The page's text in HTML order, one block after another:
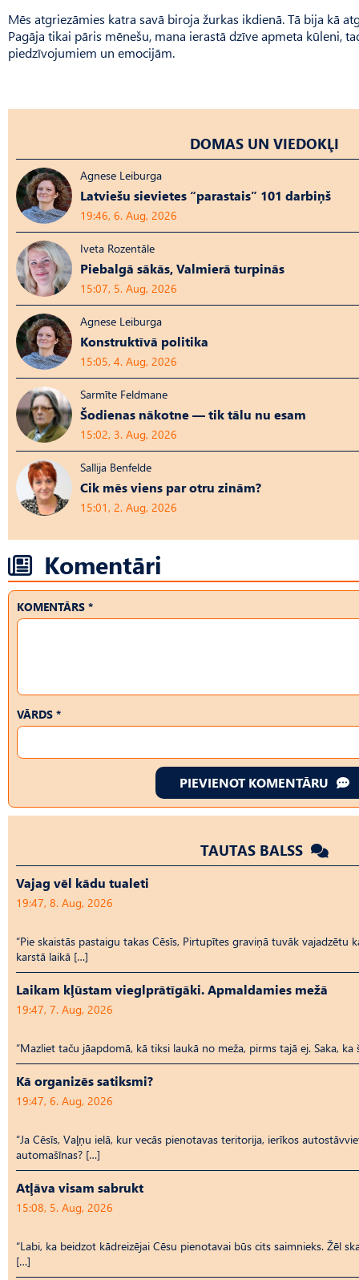
Mēs atgriezāmies katra savā biroja žurkas ikdienā. Tā bija kā
Pa­gāja tikai pāris mēnešu, mana ierastā dzīve apmeta kūleni,
piedzīvojumiem un emocijām.
DOMAS UN VIEDOKĻI
Agnese Leiburga
Latviešu sievietes “parastais” 101 darbiņš
19:46, 6. Aug, 2026
Iveta Rozentāle
Piebalgā sākās, Valmierā turpinās
15:07, 5. Aug, 2026
Agnese Leiburga
Konstruktīvā politika
15:05, 4. Aug, 2026
Sarmīte Feldmane
Šodienas nākotne — tik tālu nu esam
15:02, 3. Aug, 2026
Sallija Benfelde
Cik mēs viens par otru zinām?
15:01, 2. Aug, 2026
Komentāri
KOMENTĀRS *
VĀRDS *
PIEVIENOT KOMENTĀRU
TAUTAS BALSS
Vajag vēl kādu tualeti
19:47, 8. Aug, 2026
“Pie skaistās pastaigu takas Cēsīs, Pirtupītes graviņā tuvāk vajadzētu
karstā laikā […]
Laikam kļūstam vieglprātīgāki. Apmaldamies mežā
19:47, 7. Aug, 2026
“Mazliet taču jāapdomā, kā tiksi laukā no meža, pirms tajā ej. Saka,
Kā organizēs satiksmi?
19:47, 6. Aug, 2026
“Ja Cēsīs, Vaļņu ielā, kur vecās pienotavas teritorija, ierīkos
automašīnas? […]
Atļāva visam sabrukt
15:08, 5. Aug, 2026
“Labi, ka beidzot kādreizējai Cēsu pienotavai būs cits saimnieks. Žēl
[…]